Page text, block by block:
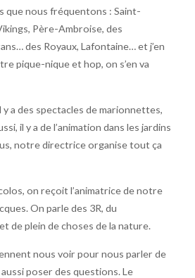
que nous fréquentons : Saint-
Père-Ambroise, des
des Royaux, Lafontaine… et j’en
pique-nique et hop, on s’en va
y a des spectacles de marionnettes,
il y a de l’animation dans les jardins
notre directrice organise tout ça
on reçoit l’animatrice de notre
On parle des 3R, du
de plein de choses de la nature.
nous voir pour nous parler de
poser des questions. Le